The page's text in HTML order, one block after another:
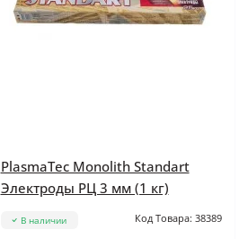
PlasmaTec Monolith Standart
Электроды РЦ 3 мм (1 кг)
В наличии Код Товара: 38389